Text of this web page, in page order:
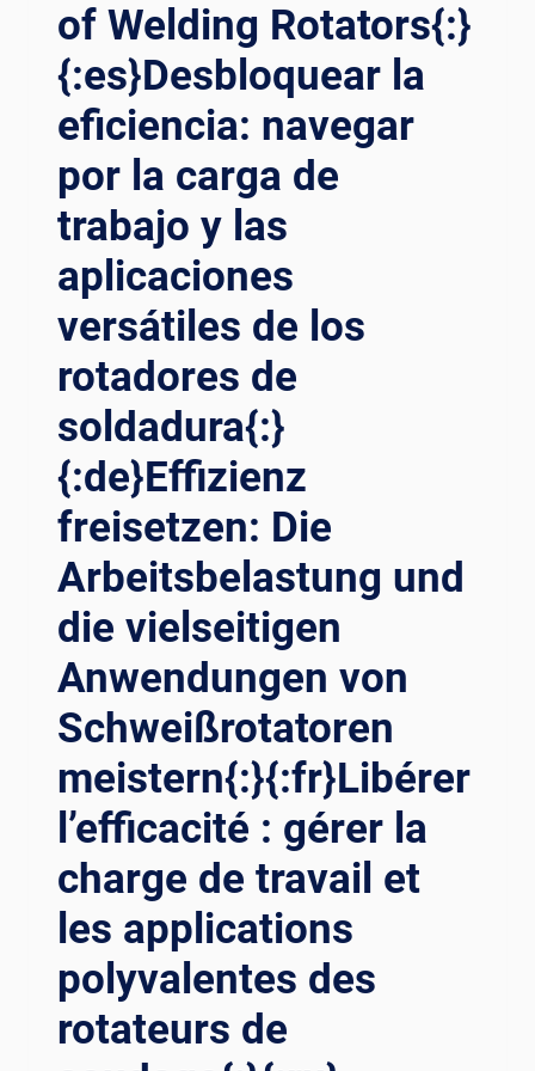
DE
SOLDADURA:
LA
DE
LOS
ROTADORES
EN
LA
TECNOLOGÍA
SOLDADURA{:}
{:DE}REVOLUTIONÄRE
SCHWEISSPRÄZISION: E
NTHÜLLUNG D
ER V
IELSEITIGKEIT V
ON R
OTATOREN I
N D
ER S
CHWEISSTECHNIK{:}{:
FR}RÉVOLUTIONNER LA
ÉCISION DU
SO
UDAGE : DÉ
VOILER LA
PO
LYVALENCE DE
S RO
TATEURS DA
NS LA
TE
CHNOLOGIE DU
SO
UDAGE{:}{:
of Welding Rotators{:}
{:es}Desbloquear la
eficiencia: navegar
por la carga de
trabajo y las
aplicaciones
versátiles de los
rotadores de
soldadura{:}
{:de}Effizienz
freisetzen: Die
Arbeitsbelastung und
die vielseitigen
Anwendungen von
Schweißrotatoren
meistern{:}{:fr}Libérer
l’efficacité : gérer la
charge de travail et
les applications
polyvalentes des
rotateurs de